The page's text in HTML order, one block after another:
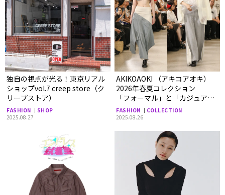
独自の視点が光る！東京リアル
ショップvol.7 creep store（ク
リープストア）
FASHION
SHOP
2025.08.27
AKIKOAOKI （アキコアオキ）
2026年春夏コレクション
「フォーマル」と「カジュア
ル」をグラデーションで構成す
るユニフォームスタイル
FASHION
COLLECTION
2025.08.26